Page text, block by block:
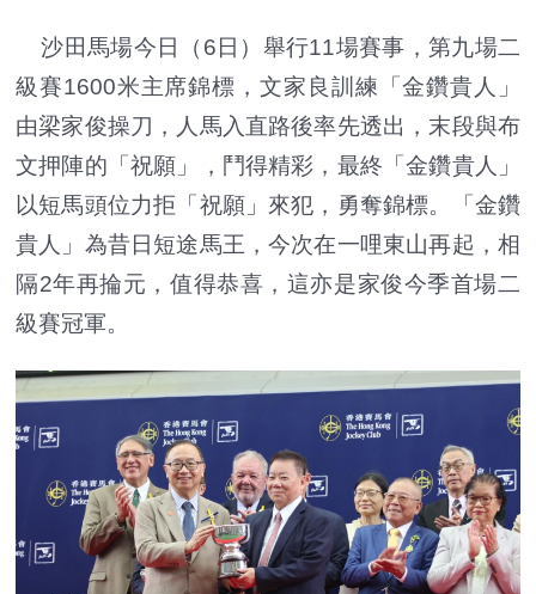
沙田馬場今日（6日）舉行11場賽事，第九場二
級賽1600米主席錦標，文家良訓練「金鑽貴人」
由梁家俊操刀，人馬入直路後率先透出，末段與布
文押陣的「祝願」，鬥得精彩，最終「金鑽貴人」
以短馬頭位力拒「祝願」來犯，勇奪錦標。「金鑽
貴人」為昔日短途馬王，今次在一哩東山再起，相
隔2年再掄元，值得恭喜，這亦是家俊今季首場二
級賽冠軍。